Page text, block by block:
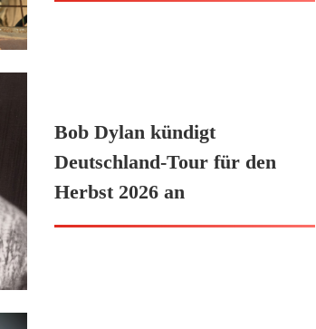
Bob Dylan kündigt
Deutschland-Tour für den
Herbst 2026 an